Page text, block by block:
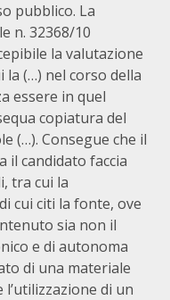
pubblico. La
n. 32368/10
la valutazione
la (…) nel corso della
essere in quel
copiatura del
(…). Consegue che il
il candidato faccia
tra cui la
cui citi la fonte, ove
sia non il
e di autonoma
di una materiale
di un